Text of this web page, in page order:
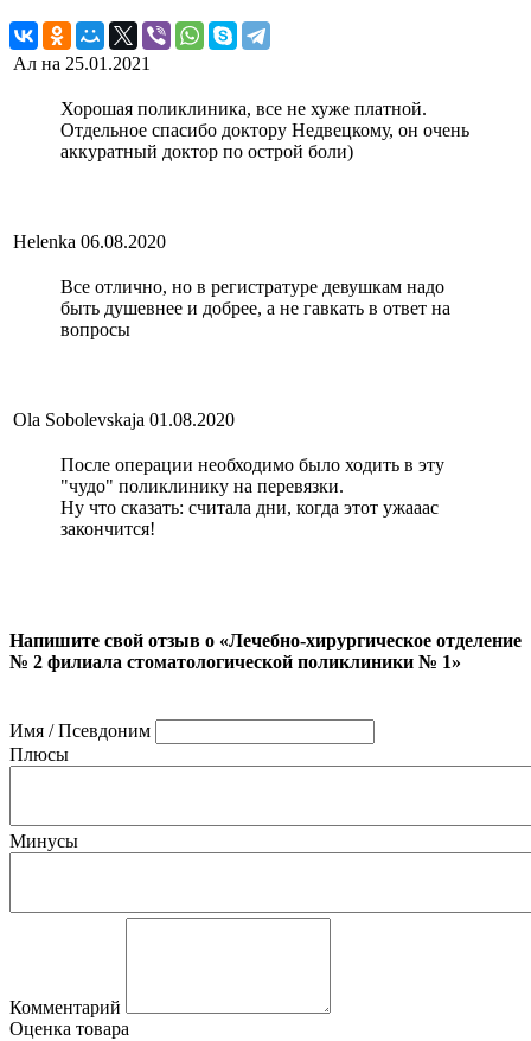
Ал на 25.01.2021
Хорошая поликлиника, все не хуже платной.
Отдельное спасибо доктору Недвецкому, он очень
аккуратный доктор по острой боли)
Helenka 06.08.2020
Все отлично, но в регистратуре девушкам надо
быть душевнее и добрее, а не гавкать в ответ на
вопросы
Ola Sobolevskaja 01.08.2020
После операции необходимо было ходить в эту
"чудо" поликлинику на перевязки.
Ну что сказать: считала дни, когда этот ужааас
закончится!
Напишите свой отзыв о «Лечебно-хирургическое отделение
№ 2 филиала стоматологической поликлиники № 1»
Имя / Псевдоним
Плюсы
Минусы
Комментарий
Оценка товара